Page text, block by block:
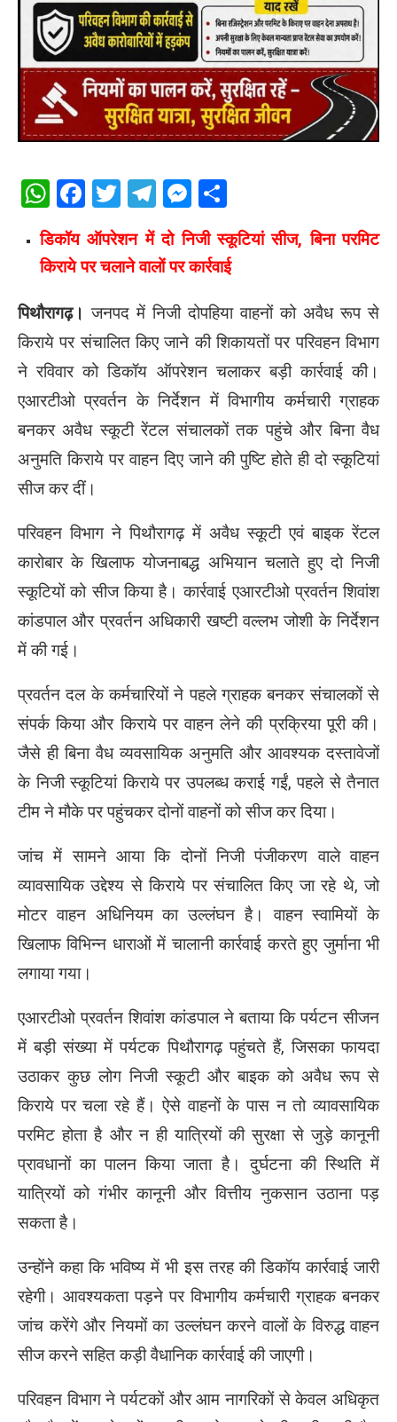
WhatsApp
Facebook
Twitter
Telegram
Messenger
डिकॉय ऑपरेशन में दो निजी स्कूटियां सीज, बिना परमिट
किराये पर चलाने वालों पर कार्रवाई
पिथौरागढ़।जनपद में निजी दोपहिया वाहनों को अवैध रूप से
किराये पर संचालित किए जाने की शिकायतों पर परिवहन विभाग
ने रविवार को डिकॉय ऑपरेशन चलाकर बड़ी कार्रवाई की।
एआरटीओ प्रवर्तन के निर्देशन में विभागीय कर्मचारी ग्राहक
बनकर अवैध स्कूटी रेंटल संचालकों तक पहुंचे और बिना वैध
अनुमति किराये पर वाहन दिए जाने की पुष्टि होते ही दो स्कूटियां
सीज कर दीं।
परिवहन विभाग ने पिथौरागढ़ में अवैध स्कूटी एवं बाइक रेंटल
कारोबार के खिलाफ योजनाबद्ध अभियान चलाते हुए दो निजी
स्कूटियों को सीज किया है। कार्रवाई एआरटीओ प्रवर्तन शिवांश
कांडपाल और प्रवर्तन अधिकारी खष्टी वल्लभ जोशी के निर्देशन
में की गई।
प्रवर्तन दल के कर्मचारियों ने पहले ग्राहक बनकर संचालकों से
संपर्क किया और किराये पर वाहन लेने की प्रक्रिया पूरी की।
जैसे ही बिना वैध व्यवसायिक अनुमति और आवश्यक दस्तावेजों
के निजी स्कूटियां किराये पर उपलब्ध कराई गईं, पहले से तैनात
टीम ने मौके पर पहुंचकर दोनों वाहनों को सीज कर दिया।
जांच में सामने आया कि दोनों निजी पंजीकरण वाले वाहन
व्यावसायिक उद्देश्य से किराये पर संचालित किए जा रहे थे, जो
मोटर वाहन अधिनियम का उल्लंघन है। वाहन स्वामियों के
खिलाफ विभिन्न धाराओं में चालानी कार्रवाई करते हुए जुर्माना भी
लगाया गया।
एआरटीओ प्रवर्तन शिवांश कांडपाल ने बताया कि पर्यटन सीजन
में बड़ी संख्या में पर्यटक पिथौरागढ़ पहुंचते हैं, जिसका फायदा
उठाकर कुछ लोग निजी स्कूटी और बाइक को अवैध रूप से
किराये पर चला रहे हैं। ऐसे वाहनों के पास न तो व्यावसायिक
परमिट होता है और न ही यात्रियों की सुरक्षा से जुड़े कानूनी
प्रावधानों का पालन किया जाता है। दुर्घटना की स्थिति में
यात्रियों को गंभीर कानूनी और वित्तीय नुकसान उठाना पड़
सकता है।
उन्होंने कहा कि भविष्य में भी इस तरह की डिकॉय कार्रवाई जारी
रहेगी। आवश्यकता पड़ने पर विभागीय कर्मचारी ग्राहक बनकर
जांच करेंगे और नियमों का उल्लंघन करने वालों के विरुद्ध वाहन
सीज करने सहित कड़ी वैधानिक कार्रवाई की जाएगी।
परिवहन विभाग ने पर्यटकों और आम नागरिकों से केवल अधिकृत